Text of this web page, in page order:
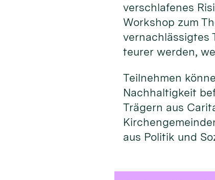
verschlafenes
Workshop zum
vernachlässigtes
teurer werden,
Teilnehmen
Nachhaltigkeit
Trägern aus
aus Politik und